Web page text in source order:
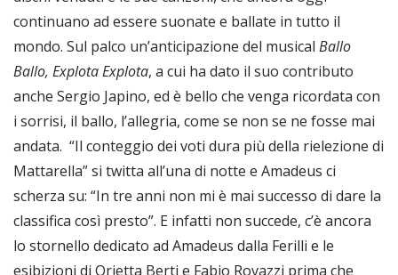
continuano ad essere suonate e ballate in tutto il
mondo. Sul palco un’anticipazione del musical Ballo
Ballo, Explota Explota, a cui ha dato il suo contributo
anche Sergio Japino, ed è bello che venga ricordata con
i sorrisi, il ballo, l’allegria, come se non se ne fosse mai
andata. “Il conteggio dei voti dura più della rielezione di
Mattarella” si twitta all’una di notte e Amadeus ci
scherza su: “In tre anni non mi è mai successo di dare la
classifica così presto”. E infatti non succede, c’è ancora
lo stornello dedicato ad Amadeus dalla Ferilli e le
esibizioni di Orietta Berti e Fabio Rovazzi prima che